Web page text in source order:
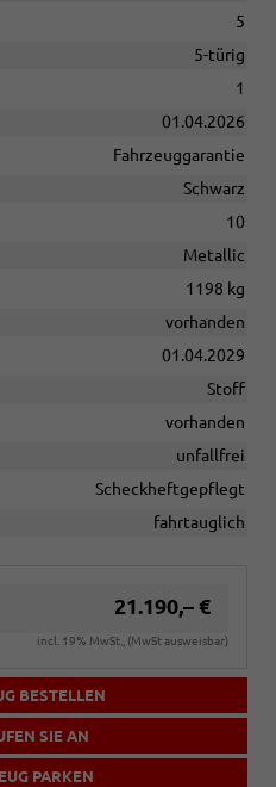
5
5-türig
1
01.04.2026
Fahrzeuggarantie
Schwarz
10
Metallic
1198 kg
vorhanden
01.04.2029
Stoff
vorhanden
unfallfrei
Scheckheftgepflegt
fahrtauglich
21.190,– €
incl. 19% MwSt., (MwSt ausweisbar)
BESTELLEN
SIE AN
PARKEN